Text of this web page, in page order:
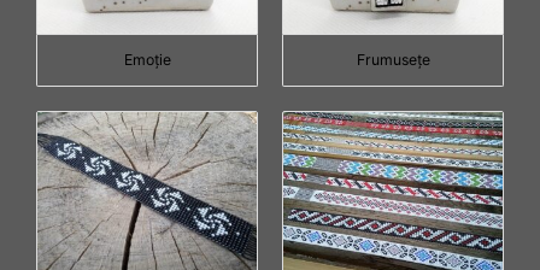
Emoţie Frumuseţe